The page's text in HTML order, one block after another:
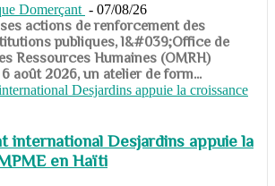
Domerçant - 07/08/26
actions de renforcement des
publiques, l&#039;Office de
Ressources Humaines (OMRH)
août 2026, un atelier de form...
international Desjardins appuie la
en Haïti